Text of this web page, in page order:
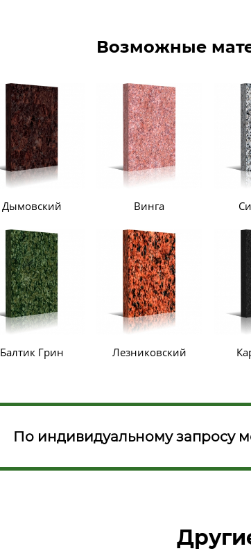
Возможные
Дымовский Винга
Балтик Грин Лезниковский
По индивидуальному запросу